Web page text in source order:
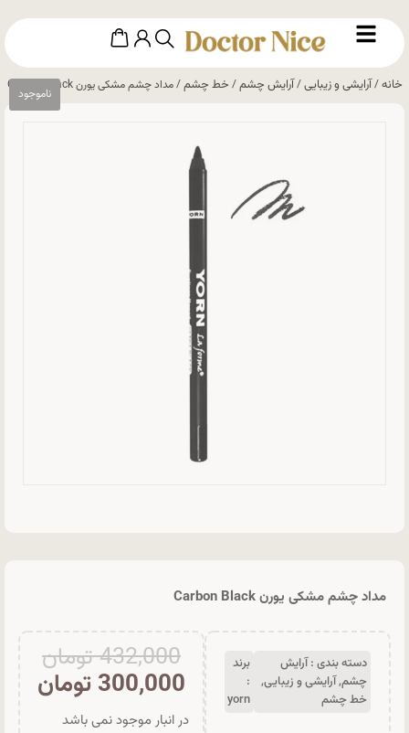
خانه/آرایشی و زیبایی/آرایش چشم/ خط چشم/ مداد چشم مشکی یورن Carbon Black
مداد چشم مشکی یورن Carbon Black
دسته بندی :آرایش
چشم,آرایشی و زیبایی,
خط چشم
برند
:
yorn
432,000تومان
300,000 تومان
در انبار موجود نمی باشد